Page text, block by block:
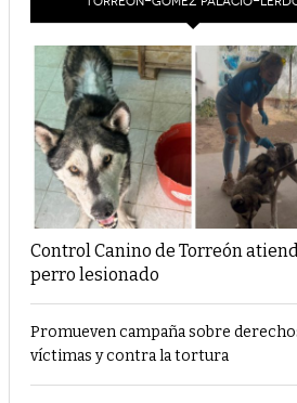
Control Canino de Torreón
perro lesionado
Promueven campaña sobre
víctimas y contra la tortura